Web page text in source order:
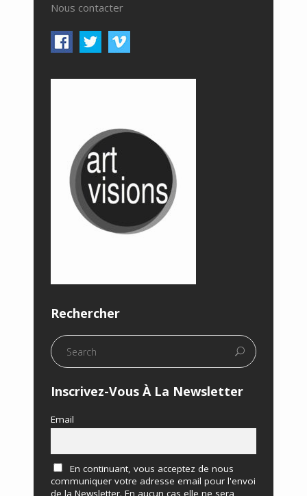
Nous contacter
Rechercher
Inscrivez-Vous À La Newsletter
Email
En continuant, vous acceptez de nous
communiquer votre adresse email pour l'envoi
de la Newsletter. En aucun cas elle ne sera